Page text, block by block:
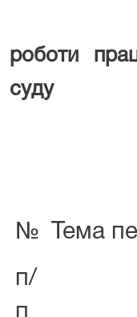
роботи
суду
№
п/
Тема